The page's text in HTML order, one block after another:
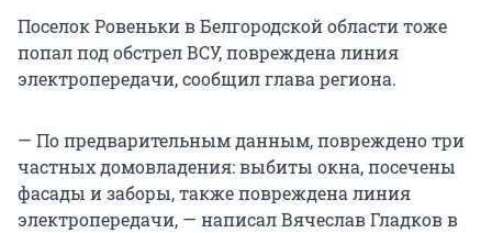
Поселок Ровеньки в Белгородской области тоже
попал под обстрел ВСУ, повреждена линия
электропередачи, сообщил глава региона.
— По предварительным данным, повреждено три
частных домовладения: выбиты окна, посечены
фасады и заборы, также повреждена линия
электропередачи, — написал Вячеслав Гладков в